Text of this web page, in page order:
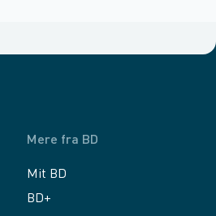
Mere fra BD
Mit BD
BD+